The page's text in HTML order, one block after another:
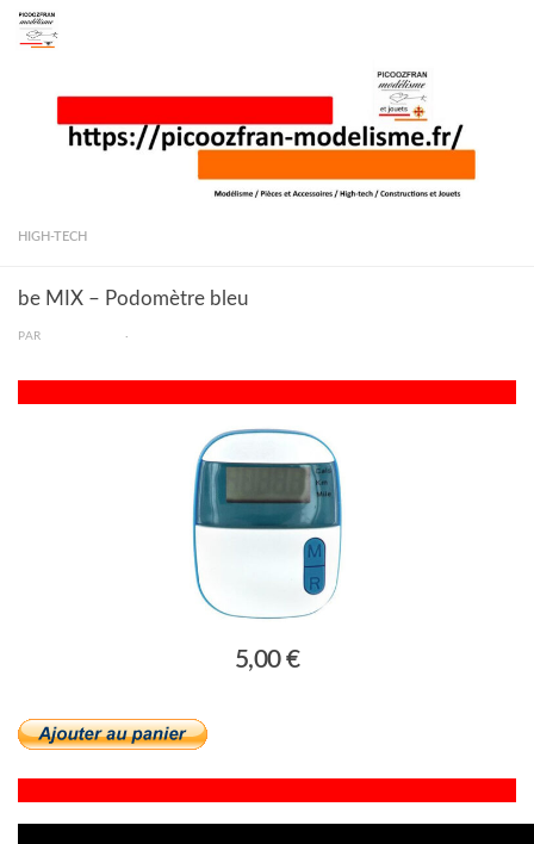
Skip to content
HIGH-TECH
be MIX – Podomètre bleu
PAR ·
5,00 €